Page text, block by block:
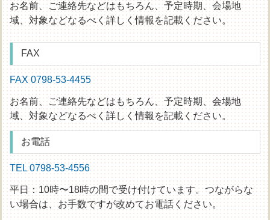
お名前、ご連絡先などはもちろん、予定時期、会場地
域、対象などなるべく詳しく情報を記載ください。
FAX
FAX 0798-53-4455
お名前、ご連絡先などはもちろん、予定時期、会場地
域、対象などなるべく詳しく情報を記載ください。
お電話
TEL 0798-53-4556
平日：10時〜18時の間で受け付けています。つながらな
い場合は、お手数ですが改めてお電話ください。